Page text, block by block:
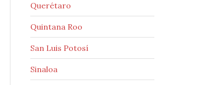
Querétaro
Quintana Roo
San Luis Potosí
Sinaloa